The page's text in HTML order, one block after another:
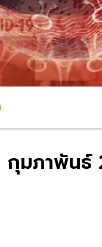
กุมภาพัน